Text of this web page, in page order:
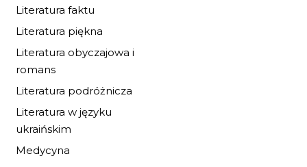
Literatura faktu
Literatura piękna
Literatura obyczajowa i
romans
Literatura podróżnicza
Literatura w języku
ukraińskim
Medycyna